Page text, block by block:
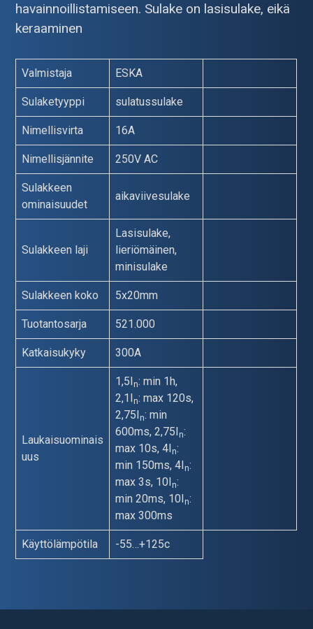
havainnoillistamiseen. Sulake on lasisulake, eikä
keraaminen
Valmistaja ESKA
Sulaketyyppi sulatussulake
Nimellisvirta 16A
Nimellisjännite 250V AC
Sulakkeen
ominaisuudet
aikaviivesulake
Sulakkeen laji
Lasisulake,
lieriömäinen,
minisulake
Sulakkeen koko 5x20mm
Tuotantosarja 521.000
Katkaisukyky 300A
Laukaisuominais
uus
1,5I n: min 1h,
2,1I
n: max 120s,
2,75In: min
600ms, 2,75In:
max 10s, 4In:
min 150ms, 4In:
max 3s, 10In:
min 20ms, 10In:
max 300ms
Käyttölämpötila -55…+125c